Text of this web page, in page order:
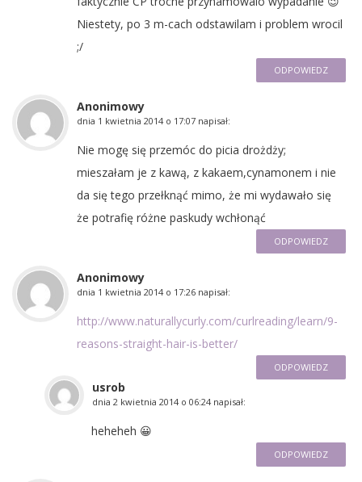
Niestety, po 3 m-cach odstawilam i problem wrocil
;/
ODPOWIEDZ
Anonimowy
dnia 1 kwietnia 2014 o 17:07 napisał:
Nie mogę się przemóc do picia drożdży;
mieszałam je z kawą, z kakaem,cynamonem i nie
da się tego przełknąć mimo, że mi wydawało się
że potrafię różne paskudy wchłonąć
ODPOWIEDZ
Anonimowy
dnia 1 kwietnia 2014 o 17:26 napisał:
http://www.naturallycurly.com/curlreading/learn/9-
reasons-straight-hair-is-better/
ODPOWIEDZ
usrob
dnia 2 kwietnia 2014 o 06:24 napisał:
heheheh 😀
ODPOWIEDZ